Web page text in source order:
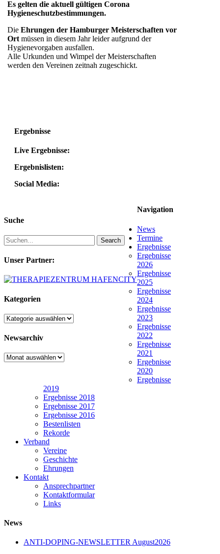
Es gelten die aktuell gültigen Corona
Hygieneschutzbestimmungen.
DieEhrungen der Hamburger Meisterschaften vor
Ortmüssen in diesem Jahr leider aufgrund der
Hygienevorgaben ausfallen.
Alle Urkunden und Wimpel der Meisterschaften
werden den Vereinen zeitnah zugeschickt.
Ergebnisse
Live Ergebnisse:
Ergebnislisten:
Social Media:
Suche
Search
Unser Partner:
Kategorien
Kategorien
Newsarchiv
Newsarchiv
Navigation
News
Termine
Ergebnisse
Ergebnisse
2026
Ergebnisse
2025
Ergebnisse
2024
Ergebnisse
2023
Ergebnisse
2022
Ergebnisse
2021
Ergebnisse
2020
Ergebnisse
2019
Ergebnisse 2018
Ergebnisse 2017
Ergebnisse 2016
Bestenlisten
Rekorde
Verband
Vereine
Geschichte
Ehrungen
Kontakt
Ansprechpartner
Kontaktformular
Links
News
ANTI-DOPING-NEWSLETTER August2026